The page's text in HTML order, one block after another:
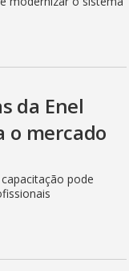
da Enel
o mercado
pode